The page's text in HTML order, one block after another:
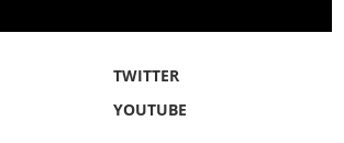
TWITTER
YOUTUBE